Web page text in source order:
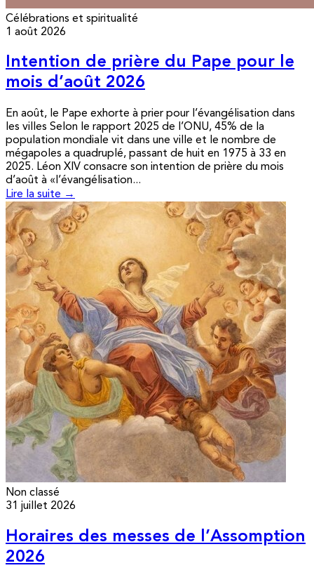
Célébrations et spiritualité
1 août 2026
Intention de prière du Pape pour le
mois d’août 2026
En août, le Pape exhorte à prier pour l’évangélisation dans
les villes Selon le rapport 2025 de l’ONU, 45% de la
population mondiale vit dans une ville et le nombre de
mégapoles a quadruplé, passant de huit en 1975 à 33 en
2025. Léon XIV consacre son intention de prière du mois
d’août à «l’évangélisation...
Lire la suite →
Non classé
31 juillet 2026
Horaires des messes de l’Assomption
2026